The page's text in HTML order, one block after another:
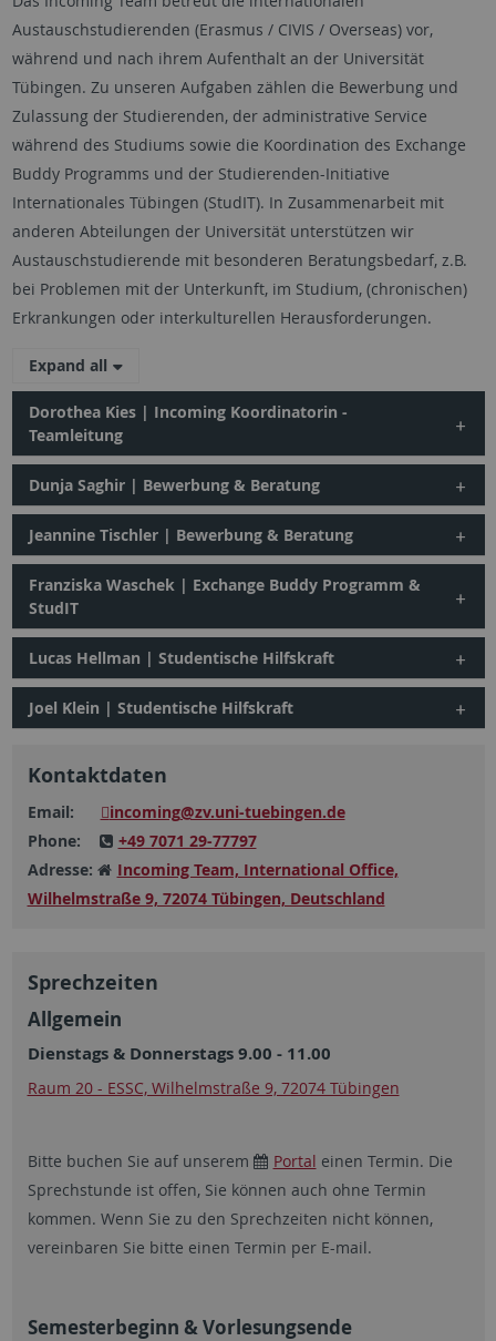
Austauschstudierenden (Erasmus / CIVIS / Overseas) vor,
während und nach ihrem Aufenthalt an der Universität
Tübingen. Zu unseren Aufgaben zählen die Bewerbung und
Zulassung der Studierenden, der administrative Service
während des Studiums sowie die Koordination des Exchange
Buddy Programms und der Studierenden-Initiative
Internationales Tübingen (StudIT). In Zusammenarbeit mit
anderen Abteilungen der Universität unterstützen wir
Austauschstudierende mit besonderen Beratungsbedarf, z.B.
bei Problemen mit der Unterkunft, im Studium, (chronischen)
Erkrankungen oder interkulturellen Herausforderungen.
Expand all
Dorothea Kies | Incoming Koordinatorin -
Teamleitung
Dunja Saghir | Bewerbung & Beratung
Jeannine Tischler | Bewerbung & Beratung
Franziska Waschek | Exchange Buddy Programm &
StudIT
Lucas Hellman | Studentische Hilfskraft
Joel Klein | Studentische Hilfskraft
Kontaktdaten
Email: incoming@zv.uni-tuebingen.de
Phone:
+49 7071 29-77797
Adresse:
Incoming Team, International Office,
Wilhelmstraße 9, 72074 Tübingen, Deutschland
Sprechzeiten
Allgemein
Dienstags & Donnerstags 9.00 - 11.00
Raum 20 - ESSC, Wilhelmstraße 9, 72074 Tübingen
Bitte buchen Sie auf unserem Portal einen Termin. Die
Sprechstunde ist offen, Sie können auch ohne Termin
kommen. Wenn Sie zu den Sprechzeiten nicht können,
vereinbaren Sie bitte einen Termin per E-mail.
Semesterbeginn & Vorlesungsende